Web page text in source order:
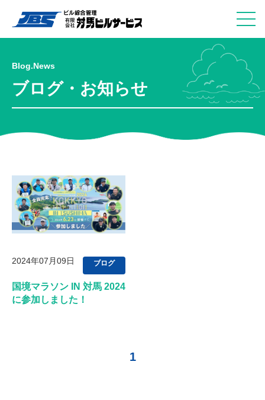
Blog.News
ブログ・お知らせ
2024年07月09日 ブログ
国境マラソン IN 対馬 2024
に参加しました！
1